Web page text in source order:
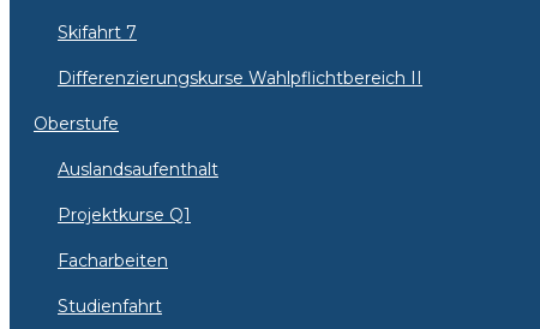
Skifahrt 7
Differenzierungskurse Wahlpflichtbereich II
Oberstufe
Auslandsaufenthalt
Projektkurse Q1
Facharbeiten
Studienfahrt